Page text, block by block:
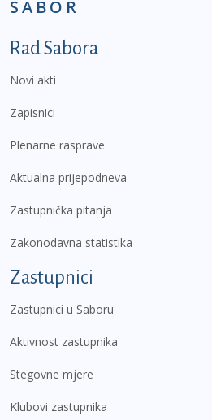
SABOR
Podnožje prvi izbornik
Rad Sabora
Novi akti
Zapisnici
Plenarne rasprave
Aktualna prijepodneva
Zastupnička pitanja
Zakonodavna statistika
Zastupnici
Zastupnici u Saboru
Aktivnost zastupnika
Stegovne mjere
Klubovi zastupnika